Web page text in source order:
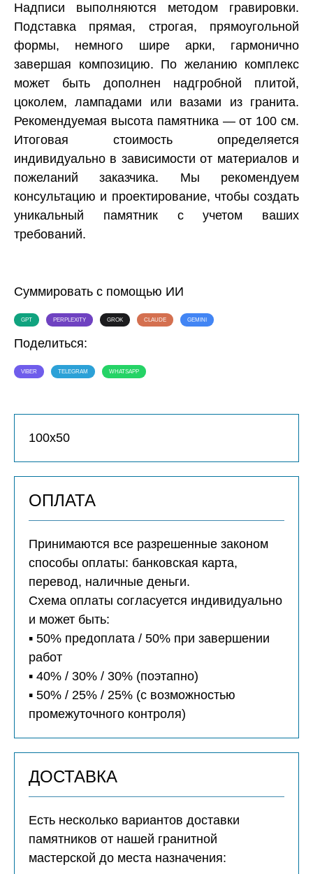
Надписи выполняются методом гравировки.
Подставка прямая, строгая, прямоугольной
формы, немного шире арки, гармонично
завершая композицию. По желанию комплекс
может быть дополнен надгробной плитой,
цоколем, лампадами или вазами из гранита.
Рекомендуемая высота памятника — от 100 см.
Итоговая стоимость определяется
индивидуально в зависимости от материалов и
пожеланий заказчика. Мы рекомендуем
консультацию и проектирование, чтобы создать
уникальный памятник с учетом ваших
требований.
Суммировать с помощью ИИ
GPT PERPLEXITY GROK CLAUDE GEMINI
Поделиться:
VIBER TELEGRAM WHATSAPP
100х50
ОПЛАТА
Принимаются все разрешенные законом
способы оплаты: банковская карта,
перевод, наличные деньги.
Схема оплаты согласуется индивидуально
и может быть:
▪️ 50% предоплата / 50% при завершении
работ
▪️ 40% / 30% / 30% (поэтапно)
▪️ 50% / 25% / 25% (с возможностью
промежуточного контроля)
ДОСТАВКА
Есть несколько вариантов доставки
памятников от нашей гранитной
мастерской до места назначения: